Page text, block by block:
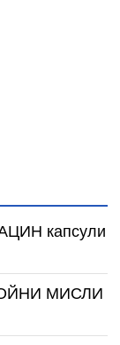
капсули
МИСЛИ